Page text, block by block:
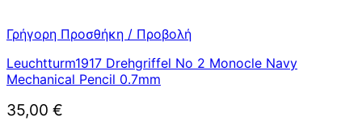
Γρήγορη Προσθήκη / Προβολή
Leuchtturm1917 Drehgriffel No 2 Monocle Navy
Mechanical Pencil 0.7mm
35,00 €